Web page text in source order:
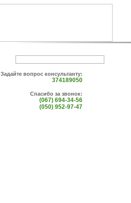
Задайте вопрос консультанту:
374189050
Спасибо за звонок:
(067) 694-34-56
(050) 952-97-47